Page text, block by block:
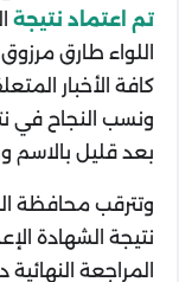
تم اعتماد نتيجة
اللواء طارق
كافة الأخبار
ونسب النجاح في
بعد قليل بالاسم
وتترقب محافظة
المراجعة